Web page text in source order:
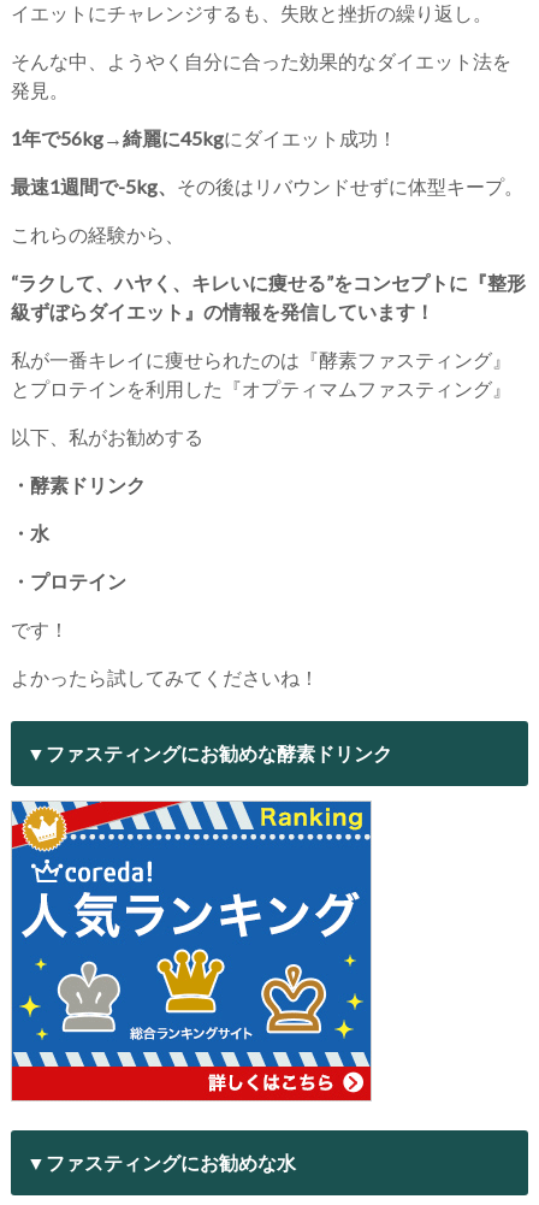
イエットにチャレンジするも、失敗と挫折の繰り返し。
そんな中、ようやく自分に合った効果的なダイエット法を
発見。
1年で56kg→綺麗に45kgにダイエット成功！
最速1週間で-5kg、 その後はリバウンドせずに体型キープ。
これらの経験から、
“ラクして、ハヤく、キレいに痩せる”をコンセプトに『整形
級ずぼらダイエット』の情報を発信しています！
私が一番キレイに痩せられたのは『酵素ファスティング』
とプロテインを利用した『オプティマムファスティング』
以下、私がお勧めする
・酵素ドリンク
・水
・プロテイン
です！
よかったら試してみてくださいね！
▼ファスティングにお勧めな酵素ドリンク
▼ファスティングにお勧めな水